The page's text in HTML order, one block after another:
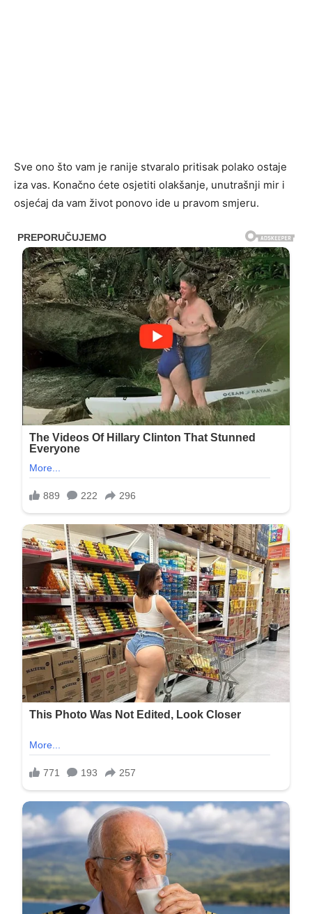
Sve ono što vam je ranije stvaralo pritisak polako ostaje
iza vas. Konačno ćete osjetiti olakšanje, unutrašnji mir i
osjećaj da vam život ponovo ide u pravom smjeru.